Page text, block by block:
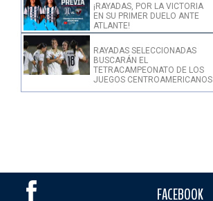
¡RAYADAS, POR LA VICTORIA
EN SU PRIMER DUELO ANTE
ATLANTE!
RAYADAS SELECCIONADAS
BUSCARÁN EL
TETRACAMPEONATO DE LOS
JUEGOS CENTROAMERICANOS
FACEBOOK